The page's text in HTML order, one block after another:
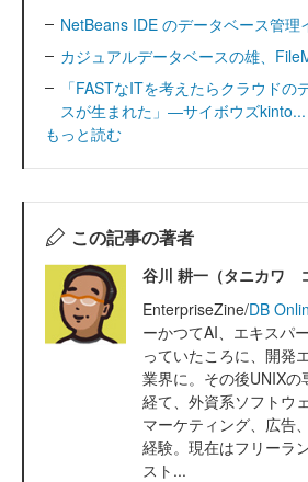
NetBeans IDE のデータベース管理
カジュアルデータベースの雄、
「FASTなITを考えたらクラウドの
スが生まれた」―サイボウズkinto...
もっと読む
この記事の著者
谷川 耕一（タニカワ
EnterpriseZine/DB
ーかつてAI、エキスパ
っていたころに、開発
業界に。その後UNIXの
経て、外資系ソフトウ
マーケティング、広告
経験。現在はフリーラ
スト...